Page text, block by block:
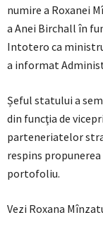
numire a Roxanei
a Anei Birchall în
Intotero ca
a informat
Șeful statului a
din funcţia de
parteneriatelor
respins
portofoliu.
Vezi Roxana